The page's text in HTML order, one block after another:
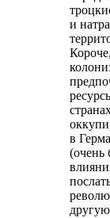
и
в
(очень